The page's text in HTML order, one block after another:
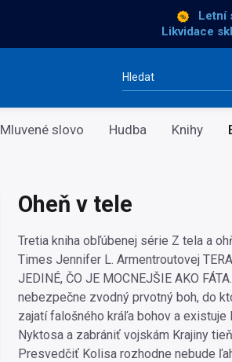
Letní
Likvidace
Vyhledávání
Mluvené slovo Hudba Knihy
Oheň v tele
Tretia kniha obľúbenej série Z tela a
Times Jennifer L. Armentroutovej
JEDINÉ, ČO JE MOCNEJŠIE AKO
nebezpečne zvodný prvotný boh, do
zajatí falošného kráľa bohov a
Nyktosa a zabrániť vojskám Krajiny
Presvedčiť Kolisa rozhodne nebude